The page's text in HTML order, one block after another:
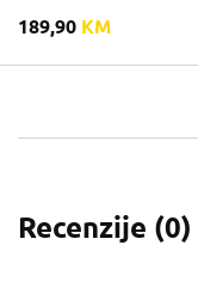
189,90 KM
Recenzije (0)